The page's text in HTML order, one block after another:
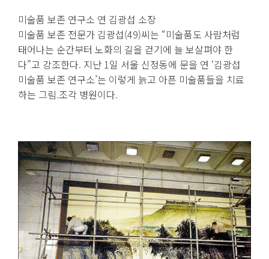
미술품 보존 연구소 연 김광섭 소장
미술품 보존 전문가 김광섭(49)씨는 “미술품도 사람처럼
태어나는 순간부터 노화의 길을 걷기에 늘 보살펴야 한
다”고 강조한다. 지난 1일 서울 신정동에 문을 연 ‘김광섭
미술품 보존 연구소’는 이렇게 늙고 아픈 미술품들을 치료
하는 그림.조각 병원이다.